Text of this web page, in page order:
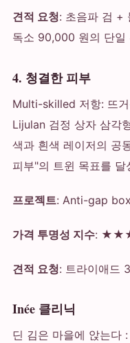
견적 요청: 초음파 검 +
독소 90,000 원의 단일
4. 청결한 피부
Multi-skilled 저항: 뜨
Lijulan 검정 상자 삼각
색과 흰색 레이저의 공
피부"의 트윈 목표를 달
프로젝트: Anti-gap
가격 투명성 지수:
견적 요청: 트라이애드
Inée 클리닉
딘 김은 마을에 앉는다